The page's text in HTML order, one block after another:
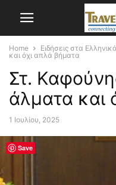
Home Ειδήσεις στα Ελληνικά
και όχι απλά βήματα
Στ.
άλματα και
1 Ιουλίου, 2025
Save